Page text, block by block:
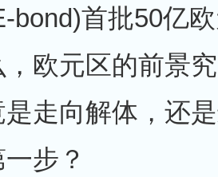
bond)首批50亿
欧元区的前景
走向解体，还
步？